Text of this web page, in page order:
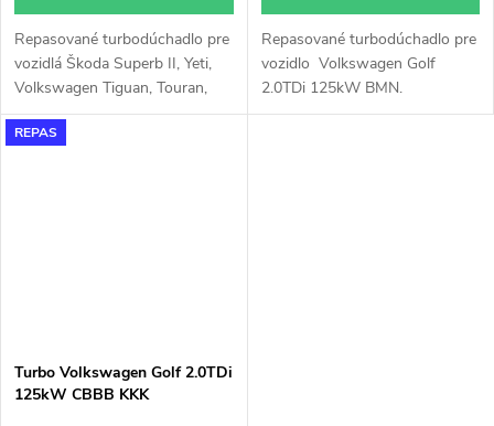
Repasované turbodúchadlo pre
vozidlá Škoda Superb II, Yeti,
Volkswagen Tiguan, Touran,
Sharan, Scirocco, CC, Caddy,
Passat B7, Golf VI, Seat Leon,
Repasované turbodúchadlo pre
vozidlo Volkswagen Golf
2.0TDi 125kW BMN.
REPAS
Turbo Volkswagen Golf 2.0TDi
125kW CBBB KKK